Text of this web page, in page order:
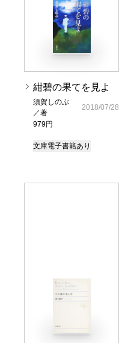
紺碧の果てを見よ
須賀しのぶ
／著
979円
2018/07/28
文庫電子書籍あり